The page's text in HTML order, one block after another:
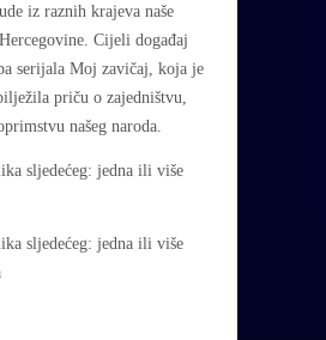
iz raznih krajeva naše
Cijeli događaj
serijala Moj zavičaj, koja je
priču o zajedništvu,
našeg naroda.